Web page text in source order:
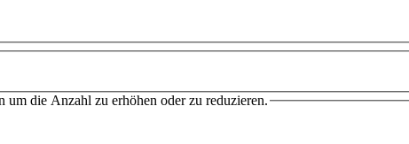
die Anzahl zu erhöhen oder zu reduzieren.